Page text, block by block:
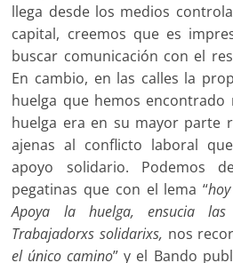
llega desde los medios
capital, creemos que es
buscar comunicación con el
En cambio, en las calles la
huelga que hemos
huelga era en su mayor parte
ajenas al conflicto laboral
apoyo solidario. Podemos
pegatinas que con el lema “
Apoya la
huelga, ensucia las
Trabajadorxs solidarixs, nos
el único camino” y el Bando